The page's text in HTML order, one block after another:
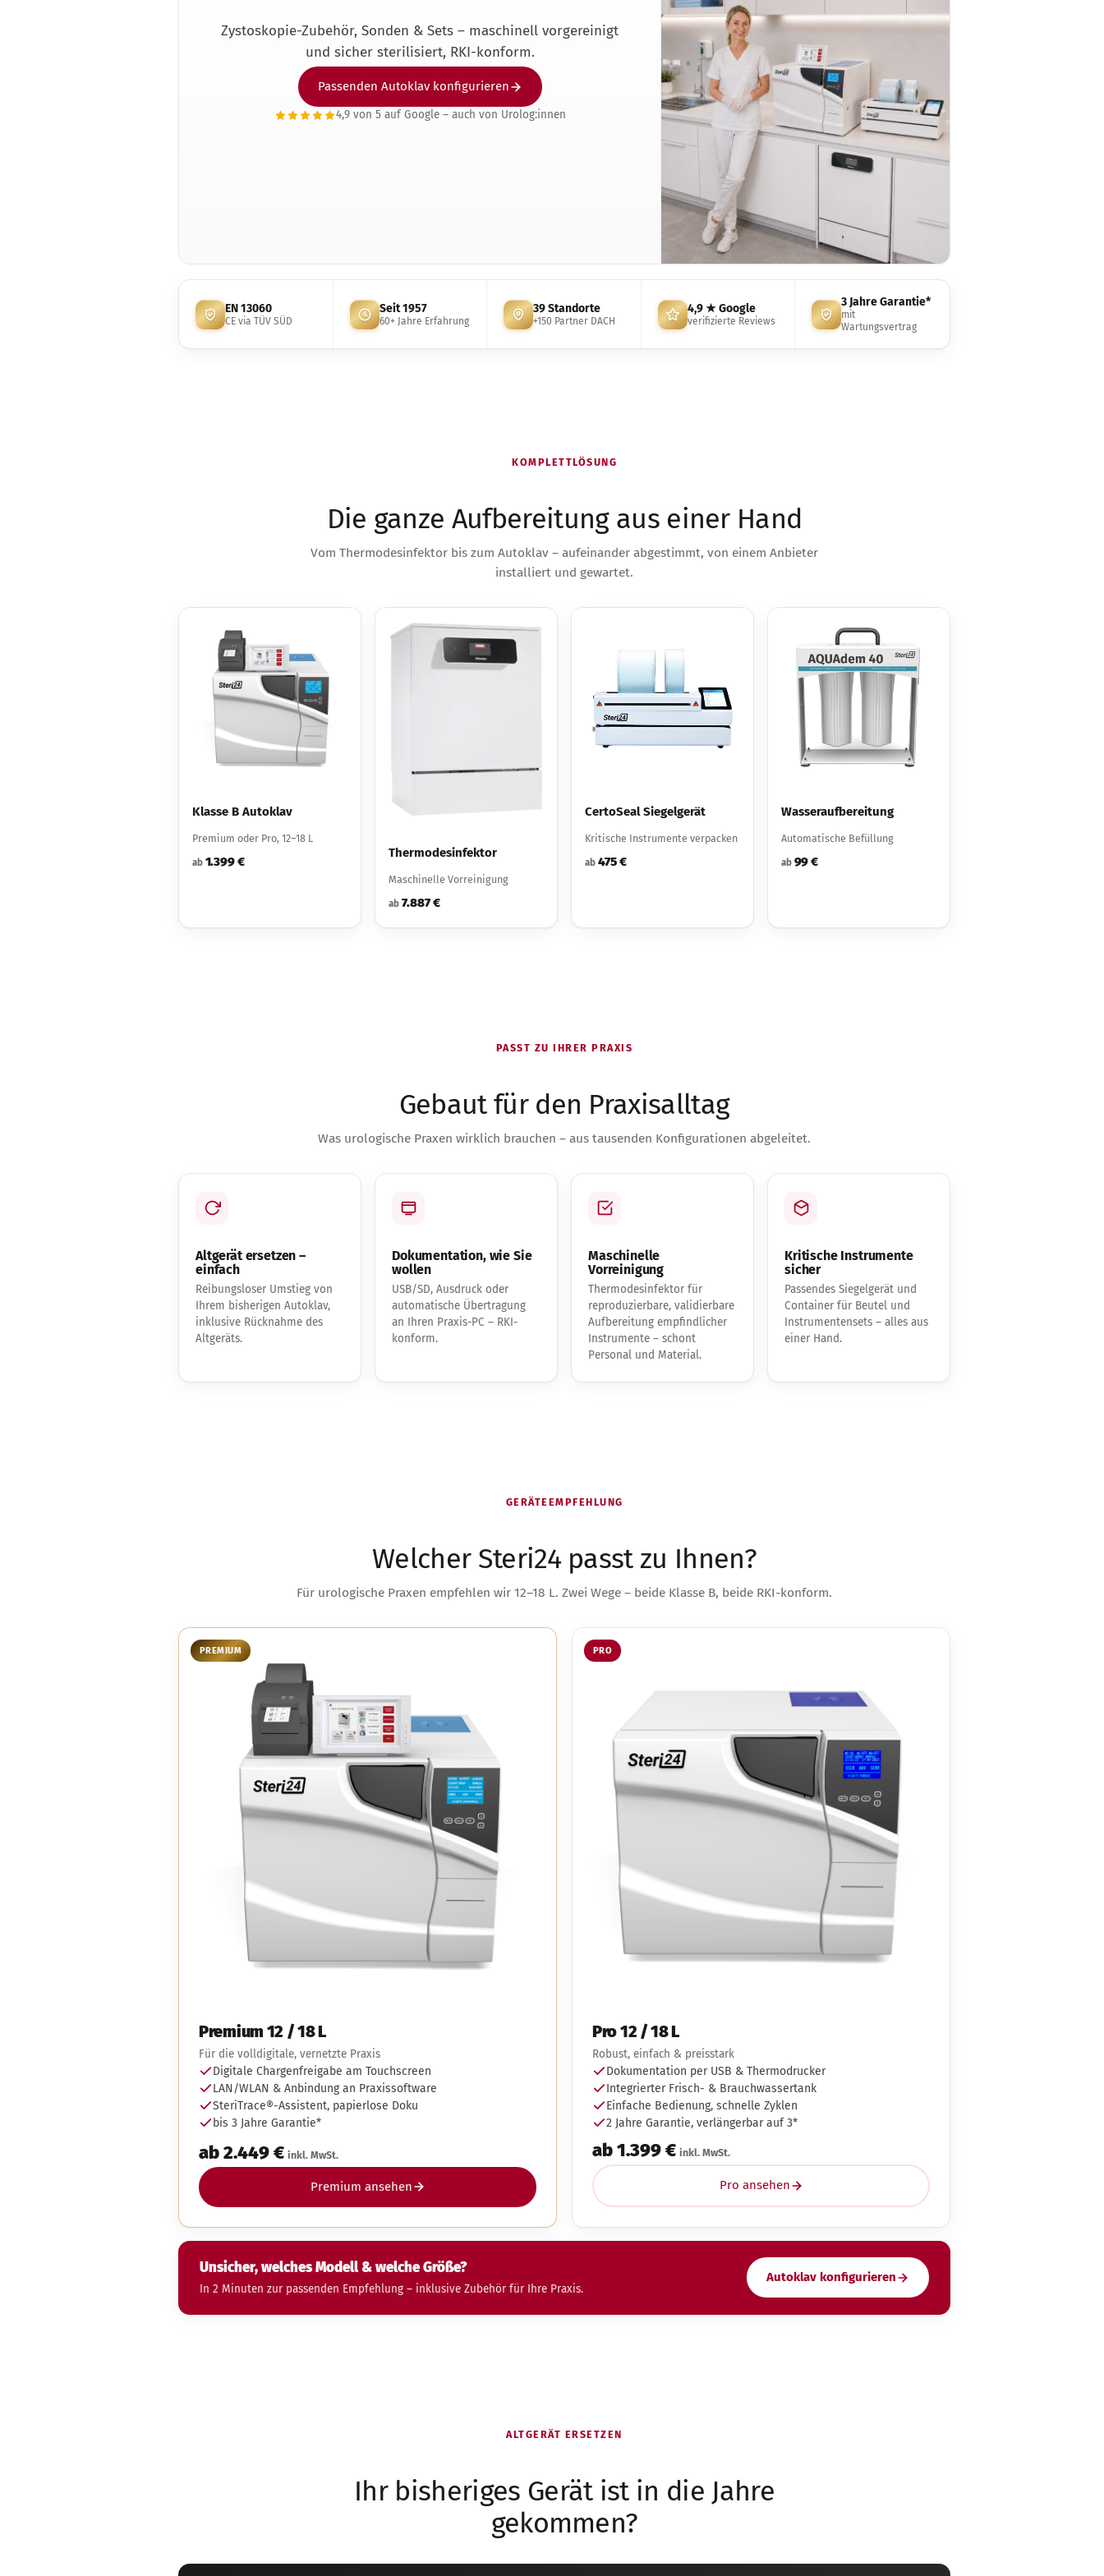
Infos zur Validierung
Instrumentenaufbereitung
Kostenloser Audit-Check
Allgemeine Praxis
Beauty & Nails
Dermatologie
Podologische Praxis
Tattoo & Piercing
Tierarztpraxis
Zystoskopie-Zubehör, Sonden & Sets – maschinell vorgereinigt
und sicher sterilisiert, RKI-konform.
Passenden Autoklav konfigurieren
4,9 von 5 auf Google – auch von Urolog:innen
EN 13060
CE via TÜV SÜD
Seit 1957
60+ Jahre Erfahrung
39 Standorte
+150 Partner DACH
4,9 ★ Google
verifizierte Reviews
3 Jahre Garantie*
mit
Wartungsvertrag
KOMPLETTLÖSUNG
Die ganze Aufbereitung aus einer Hand
Vom Thermodesinfektor bis zum Autoklav – aufeinander abgestimmt, von einem Anbieter
installiert und gewartet.
Klasse B Autoklav
Premium oder Pro, 12–18 L
ab1.399 €
Thermodesinfektor
Maschinelle Vorreinigung
ab7.887 €
CertoSeal Siegelgerät
Kritische Instrumente verpacken
ab475 €
Wasseraufbereitung
Automatische Befüllung
ab99 €
PASST ZU IHRER PRAXIS
Gebaut für den Praxisalltag
Was urologische Praxen wirklich brauchen – aus tausenden Konfigurationen abgeleitet.
Altgerät ersetzen –
einfach
Reibungsloser Umstieg von
Ihrem bisherigen Autoklav,
inklusive Rücknahme des
Altgeräts.
Dokumentation, wie Sie
wollen
USB/SD, Ausdruck oder
automatische Übertragung
an Ihren Praxis-PC – RKI-
konform.
Maschinelle
Vorreinigung
Thermodesinfektor für
reproduzierbare, validierbare
Aufbereitung empfindlicher
Instrumente – schont
Personal und Material.
Kritische Instrumente
sicher
Passendes Siegelgerät und
Container für Beutel und
Instrumentensets – alles aus
einer Hand.
GERÄTEEMPFEHLUNG
Welcher Steri24 passt zu Ihnen?
Für urologische Praxen empfehlen wir 12–18 L. Zwei Wege – beide Klasse B, beide RKI-konform.
PREMIUM
Premium 12 / 18 L
Für die volldigitale, vernetzte Praxis
Digitale Chargenfreigabe am Touchscreen
LAN/WLAN & Anbindung an Praxissoftware
SteriTrace®-Assistent, papierlose Doku
bis 3 Jahre Garantie*
ab 2.449 € inkl. MwSt.
Premium ansehen
PRO
Pro 12 / 18 L
Robust, einfach & preisstark
Dokumentation per USB & Thermodrucker
Integrierter Frisch- & Brauchwassertank
Einfache Bedienung, schnelle Zyklen
2 Jahre Garantie, verlängerbar auf 3*
ab 1.399 € inkl. MwSt.
Pro ansehen
Unsicher, welches Modell & welche Größe?
In 2 Minuten zur passenden Empfehlung – inklusive Zubehör für Ihre Praxis.
Autoklav konfigurieren
ALTGERÄT ERSETZEN
Ihr bisheriges Gerät ist in die Jahre
gekommen?